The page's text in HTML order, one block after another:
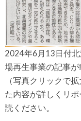
2024年6月13日付
場再生事業の記事
（写真クリックで
た内容が詳しくリ
読ください。